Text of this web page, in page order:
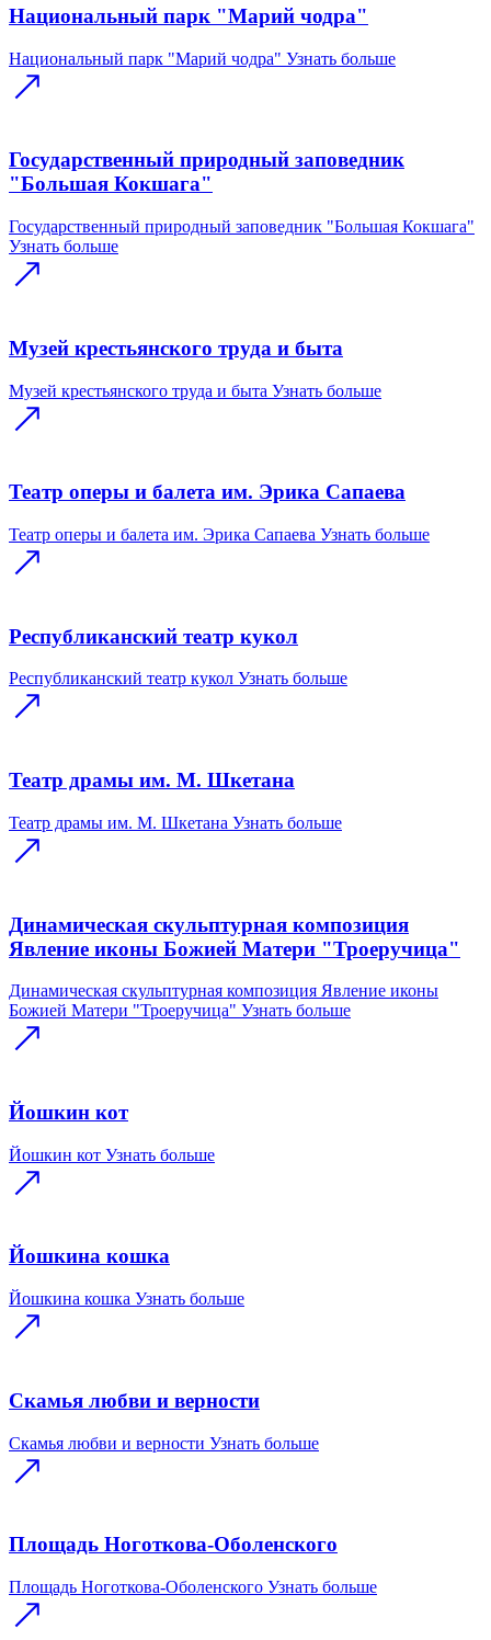
Национальный парк "Марий чодра"
Национальный парк "Марий чодра" Узнать больше
Государственный природный заповедник
"Большая Кокшага"
Государственный природный заповедник "Большая Кокшага"
Узнать больше
Музей крестьянского труда и быта
Музей крестьянского труда и быта Узнать больше
Театр оперы и балета им. Эрика Сапаева
Театр оперы и балета им. Эрика Сапаева Узнать больше
Республиканский театр кукол
Республиканский театр кукол Узнать больше
Театр драмы им. М. Шкетана
Театр драмы им. М. Шкетана Узнать больше
Динамическая скульптурная композиция
Явление иконы Божией Матери "Троеручица"
Динамическая скульптурная композиция Явление иконы
Божией Матери "Троеручица" Узнать больше
Йошкин кот
Йошкин кот Узнать больше
Йошкина кошка
Йошкина кошка Узнать больше
Скамья любви и верности
Скамья любви и верности Узнать больше
Площадь Ноготкова-Оболенского
Площадь Ноготкова-Оболенского Узнать больше